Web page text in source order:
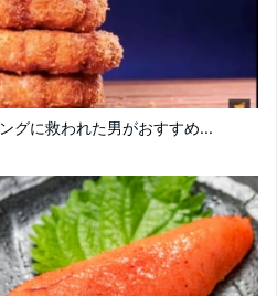
グに救われた男がおすすめ...